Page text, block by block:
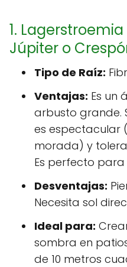
1.
Júpiter o
Tipo de Raíz:
Ventajas: Es un
arbusto grande.
es espectacular
morada) y
Es perfecto para
Desventajas:
Necesita sol
Ideal para:
sombra en
de 10 metros